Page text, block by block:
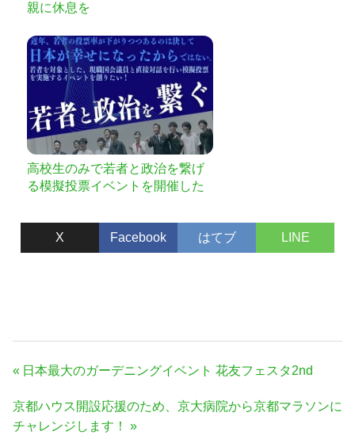
親に休息を
高校生のみで若者と政治を繋げ
る模擬投票イベントを開催した
X Facebook はてブ LINE
投
ナ
ビ
前
記
事:
日本最大のガーデニングイベント 花友フェスタ2nd
次
の
京都ハウス開設応援のため、京大病院から京都マラソンに
チャレンジします！